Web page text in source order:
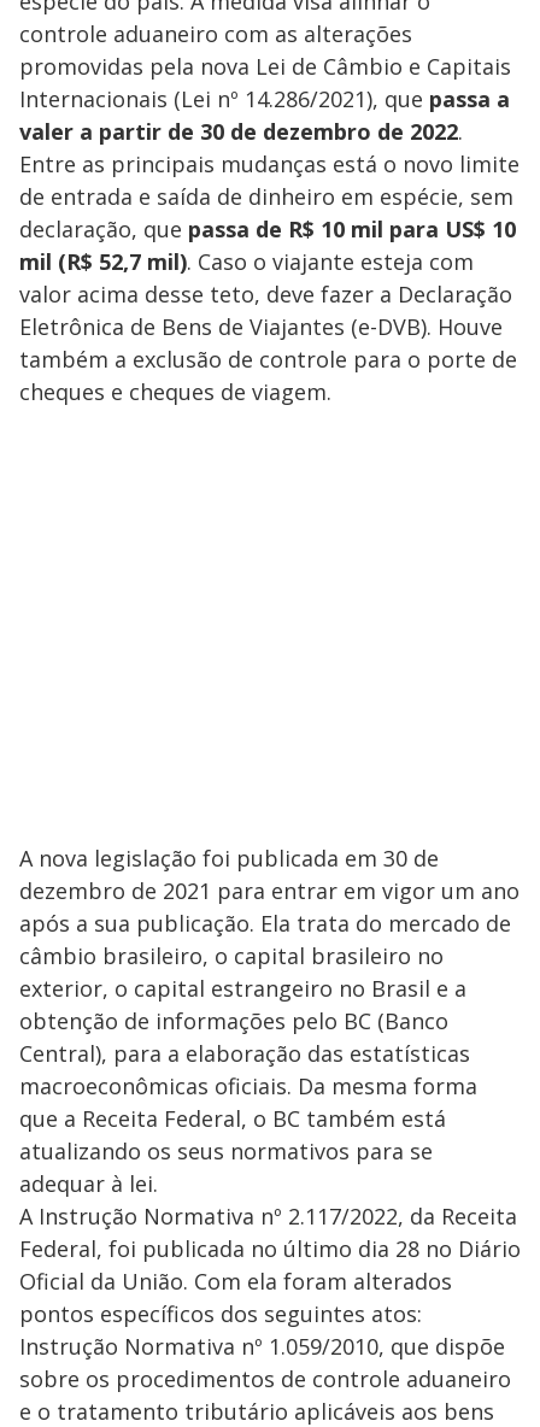
controle aduaneiro com as alterações
promovidas pela nova Lei de Câmbio e Capitais
Internacionais (Lei nº 14.286/2021), que passa a
valer a partir de 30 de dezembro de 2022.
Entre as principais mudanças está o novo limite
de entrada e saída de dinheiro em espécie, sem
declaração, que passa de R$ 10 mil para US$ 10
mil (R$ 52,7 mil). Caso o viajante esteja com
valor acima desse teto, deve fazer a Declaração
Eletrônica de Bens de Viajantes (e-DVB). Houve
também a exclusão de controle para o porte de
cheques e cheques de viagem.
A nova legislação foi publicada em 30 de
dezembro de 2021 para entrar em vigor um ano
após a sua publicação. Ela trata do mercado de
câmbio brasileiro, o capital brasileiro no
exterior, o capital estrangeiro no Brasil e a
obtenção de informações pelo BC (Banco
Central), para a elaboração das estatísticas
macroeconômicas oficiais. Da mesma forma
que a Receita Federal, o BC também está
atualizando os seus normativos para se
adequar à lei.
A Instrução Normativa nº 2.117/2022, da Receita
Federal, foi publicada no último dia 28 no Diário
Oficial da União. Com ela foram alterados
pontos específicos dos seguintes atos:
Instrução Normativa nº 1.059/2010, que dispõe
sobre os procedimentos de controle aduaneiro
e o tratamento tributário aplicáveis aos bens